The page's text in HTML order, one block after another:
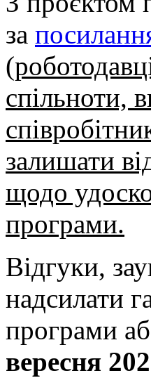
за
спільноти,
залишати
щодо
програми.
Відгуки,
надсилати
програми
вересня